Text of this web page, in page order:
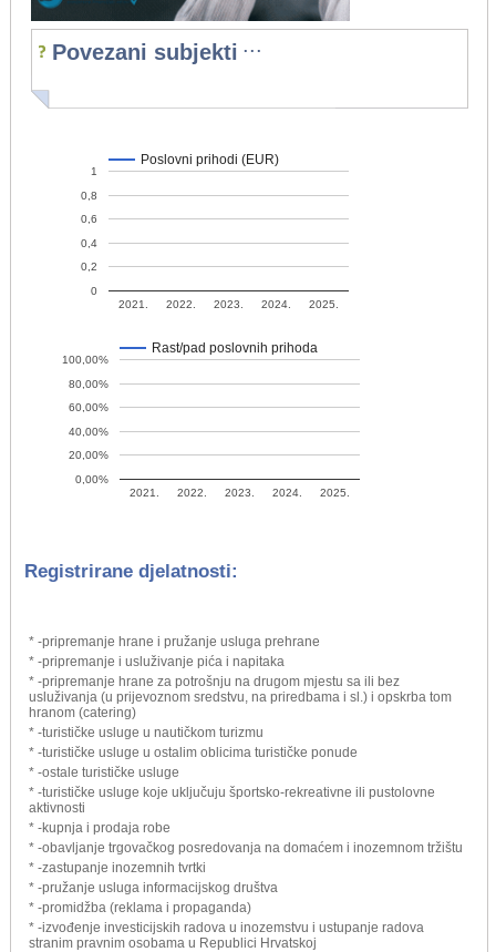
Povezani subjekti ...
Poslovni prihodi (EUR)
2021. 2022. 2023. 2024. 2025.
0
0,2
0,4
0,6
0,8
1
Rast/pad poslovnih prihoda
2021. 2022. 2023. 2024. 2025.
0,00%
20,00%
40,00%
60,00%
80,00%
100,00%
Registrirane djelatnosti:
* -pripremanje hrane i pružanje usluga prehrane
* -pripremanje i usluživanje pića i napitaka
* -pripremanje hrane za potrošnju na drugom mjestu sa ili bez
usluživanja (u prijevoznom sredstvu, na priredbama i sl.) i opskrba tom
hranom (catering)
* -turističke usluge u nautičkom turizmu
* -turističke usluge u ostalim oblicima turističke ponude
* -ostale turističke usluge
* -turističke usluge koje uključuju športsko-rekreativne ili pustolovne
aktivnosti
* -kupnja i prodaja robe
* -obavljanje trgovačkog posredovanja na domaćem i inozemnom tržištu
* -zastupanje inozemnih tvrtki
* -pružanje usluga informacijskog društva
* -promidžba (reklama i propaganda)
* -izvođenje investicijskih radova u inozemstvu i ustupanje radova
stranim pravnim osobama u Republici Hrvatskoj